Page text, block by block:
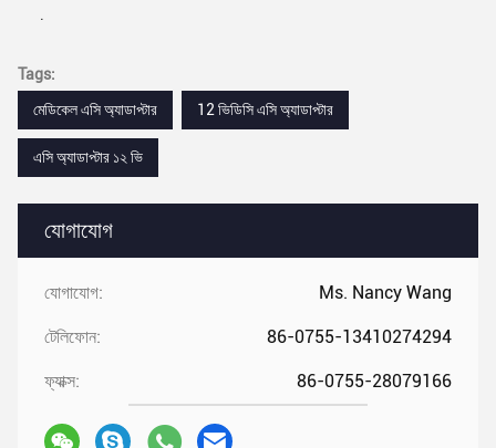
যোগাযোগ
যোগাযোগ: Ms. Nancy Wang
টেলিফোন: 86-0755-13410274294
ফ্যাক্স: 86-0755-28079166
Tags:
মেডিকেল এসি অ্যাডাপ্টার
12 ভিডিসি এসি অ্যাডাপ্টার
এসি অ্যাডাপ্টার ১২ ভি